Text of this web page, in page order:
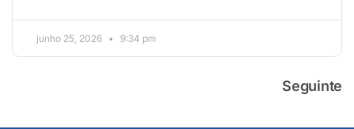
junho 25, 2026 9:34 pm
Seguinte